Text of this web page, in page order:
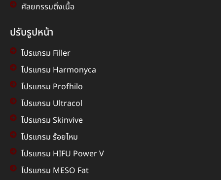
ศัลยกรรมติ่งเนื้อ
ปรับรูปหน้า
โปรแกรม Filler
โปรแกรม Harmonyca
โปรแกรม Profhilo
โปรแกรม Ultracol
โปรแกรม Skinvive
โปรแกรม ร้อยไหม
โปรแกรม HIFU Power V
โปรแกรม MESO Fat